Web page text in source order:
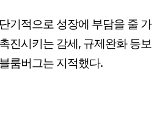
기적으로 성장에 부담을 줄 가
진시키는 감세, 규제완화 등보
룸버그는 지적했다.